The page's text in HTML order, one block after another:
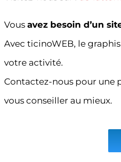
Vous avez besoin d’un
Avec ticinoWEB, le
votre activité.
Contactez-nous pour une
vous conseiller au mieux.